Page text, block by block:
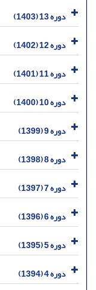
دوره 13 (1403)
دوره 12 (1402)
دوره 11 (1401)
دوره 10 (1400)
دوره 9 (1399)
دوره 8 (1398)
دوره 7 (1397)
دوره 6 (1396)
دوره 5 (1395)
دوره 4 (1394)